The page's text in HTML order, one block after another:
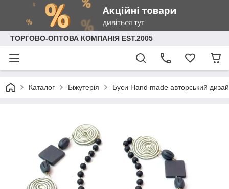
ТОРГОВО-ОПТОВА КОМПАНІЯ EST.2005
Каталог Біжутерія Буси Hand made авторський